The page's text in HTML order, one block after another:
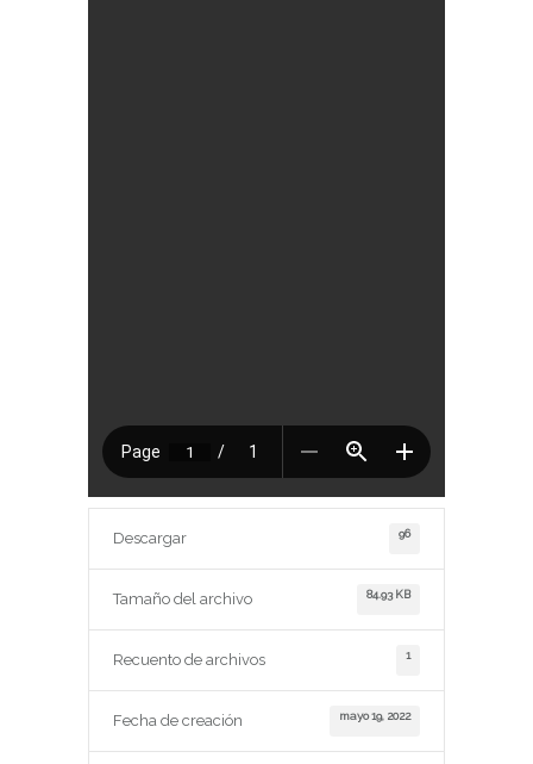
Descargar 96
Tamaño del archivo 84.93 KB
Recuento de archivos 1
Fecha de creación mayo 19, 2022